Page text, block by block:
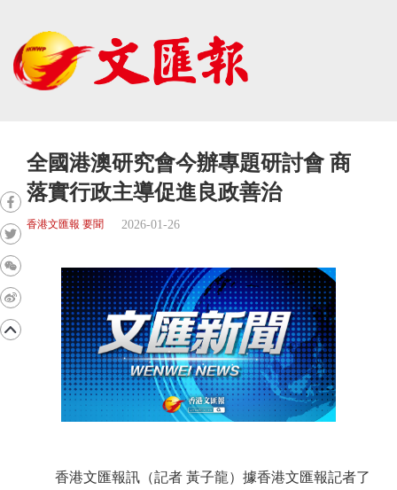
全國港澳研究會今辦專題研討會 商
落實行政主導促進良政善治
香港文匯報 要聞 2026-01-26
香港文匯報訊（記者 黃子龍）據香港文匯報記者了